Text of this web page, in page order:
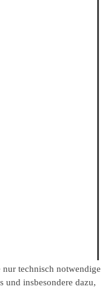
technisch notwendige
und insbesondere dazu,